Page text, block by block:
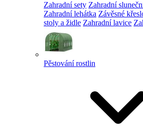
Zahradní sety Zahradní
Zahradní lehátka Závěsné
stoly a židle Zahradní lavice
Pěstování rostlin